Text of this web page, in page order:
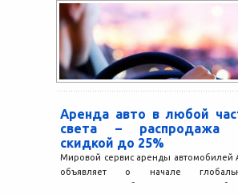
Аренда авто в любой
света – распродажа
скидкой до 25%
Мировой сервис аренды автомобилей
объявляет о начале
распродажи! Забронировать